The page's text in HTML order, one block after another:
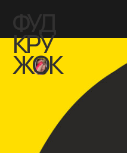
ФУД
КРУ
ЖОК